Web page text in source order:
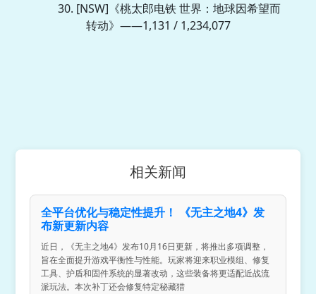
30. [NSW]《桃太郎电铁 世界：地球因希望而
转动》——1,131 / 1,234,077
相关新闻
全平台优化与稳定性提升！ 《无主之地4》发
布新更新内容
近日，《无主之地4》发布10月16日更新，将推出多项调整，
旨在全面提升游戏平衡性与性能。玩家将迎来职业模组、修复
工具、护盾和固件系统的显著改动，这些装备将更适配近战流
派玩法。本次补丁还会修复特定秘藏猎